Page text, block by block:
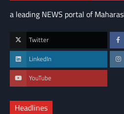
a leading NEWS portal of
Twitter
LinkedIn
YouTube
Headlines